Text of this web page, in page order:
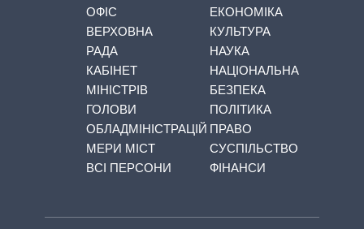
ОФІС
ВЕРХОВНА
РАДА
КАБІНЕТ
МІНІСТРІВ
ГОЛОВИ
ОБЛАДМІНІСТРАЦІЙ
МЕРИ МІСТ
ВСІ ПЕРСОНИ
ЕКОНОМІКА
КУЛЬТУРА
НАУКА
НАЦІОНАЛЬНА
БЕЗПЕКА
ПОЛІТИКА
ПРАВО
СУСПІЛЬСТВО
ФІНАНСИ